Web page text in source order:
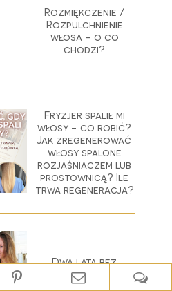
Rozmiękczenie /
Rozpulchnienie
włosa - o co
chodzi?
Fryzjer spalił mi
włosy - co robić?
Jak zregenerować
włosy spalone
rozjaśniaczem lub
prostownicą? Ile
trwa regeneracja?
Dwa lata bez
farbowania
włosów!!! ♥